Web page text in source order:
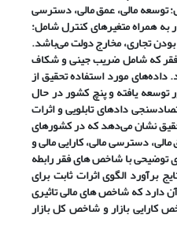
مالی، عمق مالی، دسترسی
به همراه متغیرهایکنترل شامل:
تجاری، مخارج دولت می‌باشد.
که شامل ضریب جینی و شکاف
مورد استفاده تحقیق از
یافته و پنچ کشور در حال
دادهای تابلویی و اثرات
نشان می‌دهد که در کشورهای
دسترسی مالی، کارایی مالی و
توضیحی با شاخص های فقر رابطه
برآورد الگوی اثرات ثابت برای
دارد که شاخص های مالی تاثیری
بازار و شاخص کل بازار